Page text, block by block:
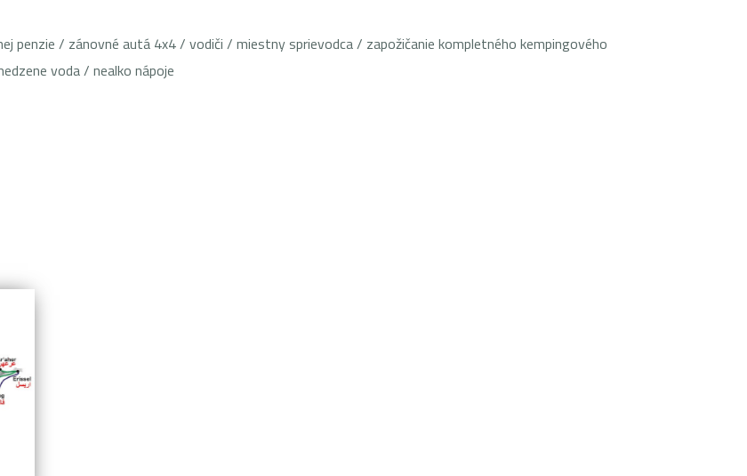
penzie / zánovné autá 4x4 / vodiči / miestny sprievodca / zapožičanie kompletného kempingového
voda / nealko nápoje